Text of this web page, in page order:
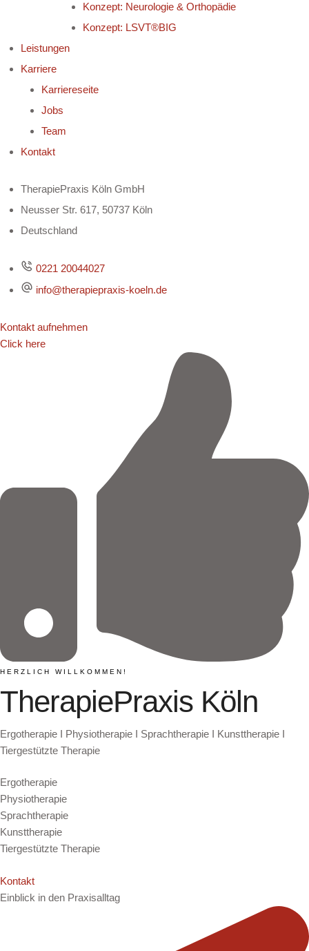
Konzept: Neurologie & Orthopädie
Konzept: LSVT®BIG
Leistungen
Karriere
Karriereseite
Jobs
Team
Kontakt
TherapiePraxis Köln GmbH
Neusser Str. 617, 50737 Köln
Deutschland
0221 20044027
info@therapiepraxis-koeln.de
Kontakt aufnehmen
Click here
HERZLICH WILLKOMMEN!
TherapiePraxis Köln
Ergotherapie I Physiotherapie I Sprachtherapie I Kunsttherapie I
Tiergestützte Therapie
Ergotherapie
Physiotherapie
Sprachtherapie
Kunsttherapie
Tiergestützte Therapie
Kontakt
Einblick in den Praxisalltag